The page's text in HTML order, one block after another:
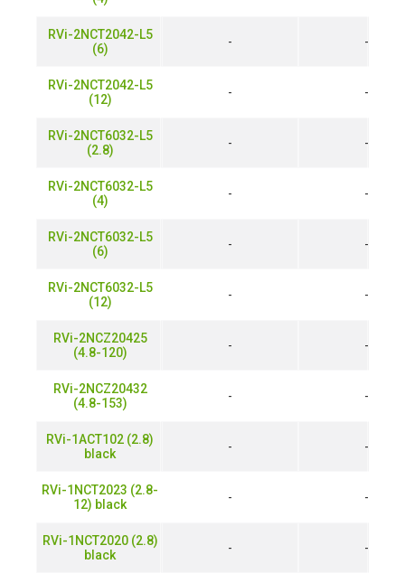
RVi-2NCT2042-L5
(6)
RVi-2NCT2042-L5
(12)
RVi-2NCT6032-L5
(2.8)
RVi-2NCT6032-L5
(4)
RVi-2NCT6032-L5
(6)
RVi-2NCT6032-L5
(12)
RVi-2NCZ20425
(4.8-120)
RVi-2NCZ20432
(4.8-153)
RVi-1ACT102 (2.8)
black
RVi-1NCT2023 (2.8-
12) black
RVi-1NCT2020 (2.8)
black
- -
- -
- -
- -
- -
- -
- -
- -
- -
- -
- -